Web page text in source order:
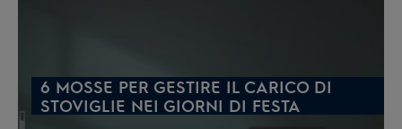
6 MOSSE PER GESTIRE IL CARICO DI
STOVIGLIE NEI GIORNI DI FESTA